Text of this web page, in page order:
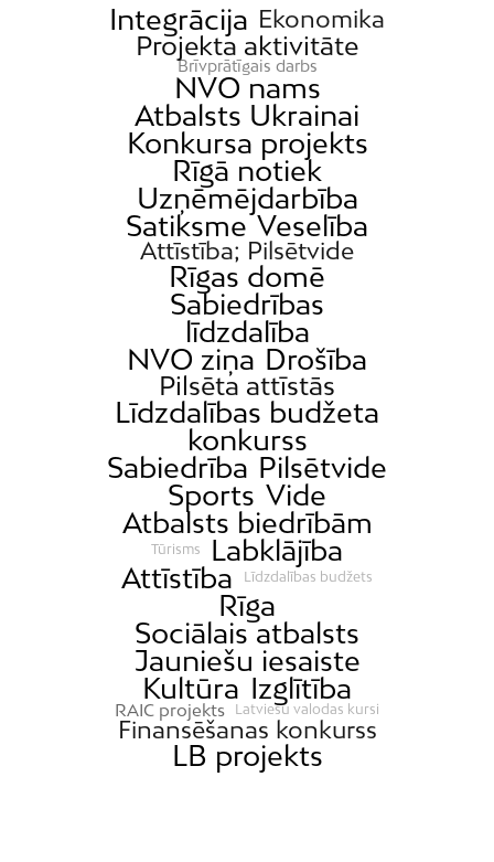
Integrācija Ekonomika
Projekta aktivitāte
Brīvprātīgais darbs
NVO nams
Atbalsts Ukrainai
Konkursa projekts
Rīgā notiek
Uzņēmējdarbība
Satiksme Veselība
Attīstība; Pilsētvide
Rīgas domē
Sabiedrības
līdzdalība
NVO ziņa Drošība
Pilsēta attīstās
Līdzdalības budžeta
konkurss
Sabiedrība Pilsētvide
Sports Vide
Atbalsts biedrībām
Tūrisms
Labklājība
Attīstība
Līdzdalības budžets
Rīga
Sociālais atbalsts
Jauniešu iesaiste
Kultūra Izglītība
RAIC projekts Latviešu valodas kursi
Finansēšanas konkurss
LB projekts